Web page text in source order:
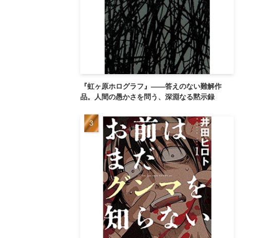
『虹ヶ原ホログラフ』——答えのない難解作
品。人間の愚かさを問う、深淵なる黙示録